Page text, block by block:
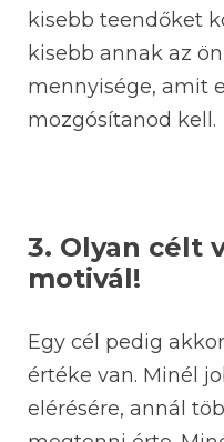
kisebb teendőket
kisebb annak az
mennyisége, amit
mozgósítanod kell.
3. Olyan célt
motivál!
Egy cél pedig
értéke van. Minél
elérésére, annál